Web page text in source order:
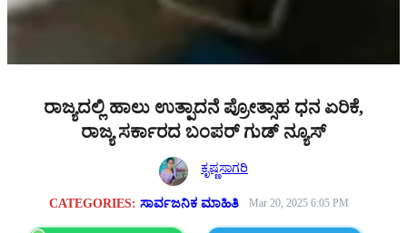
ರಾಜ್ಯದಲ್ಲಿ ಹಾಲು ಉತ್ಪಾದನೆ ಪ್ರೋತ್ಸಾಹ ಧನ ಏರಿಕೆ,
ರಾಜ್ಯ ಸರ್ಕಾರದ ಬಂಪರ್ ಗುಡ್ ನ್ಯೂಸ್
ಕೃಷ್ಣಸಾಗರಿ
CATEGORIES: ಸಾರ್ವಜನಿಕ ಮಾಹಿತಿ Mar 20, 2025 6:05 PM